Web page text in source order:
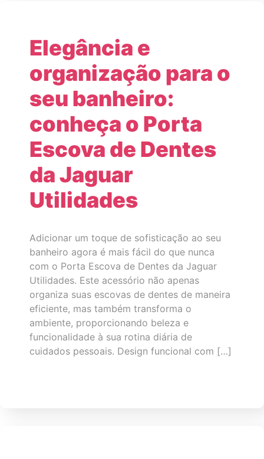
Elegância e
organização para o
seu banheiro:
conheça o Porta
Escova de Dentes
da Jaguar
Utilidades
Adicionar um toque de sofisticação ao seu
banheiro agora é mais fácil do que nunca
com o Porta Escova de Dentes da Jaguar
Utilidades. Este acessório não apenas
organiza suas escovas de dentes de maneira
eficiente, mas também transforma o
ambiente, proporcionando beleza e
funcionalidade à sua rotina diária de
cuidados pessoais. Design funcional com […]